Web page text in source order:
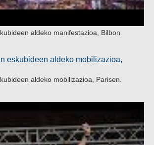
aldeko manifestazioa, Bilbon
aldeko mobilizazioa, Parisen.